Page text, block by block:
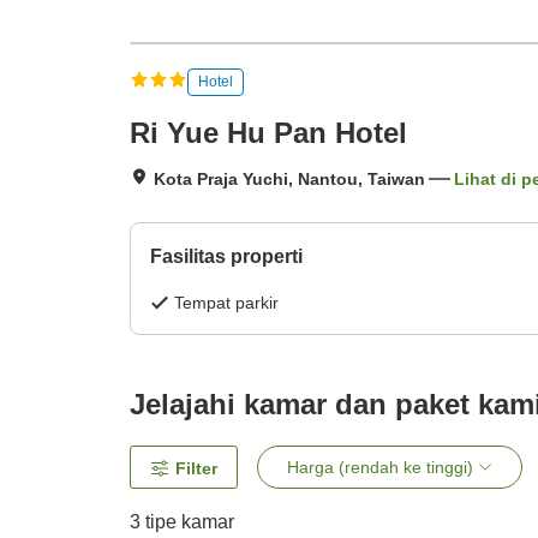
Hotel
Ri Yue Hu Pan Hotel
Kota Praja Yuchi, Nantou, Taiwan Lihat di
Fasilitas properti
Tempat parkir
Jelajahi kamar dan paket
Filter Harga (rendah ke tinggi)
3 tipe kamar